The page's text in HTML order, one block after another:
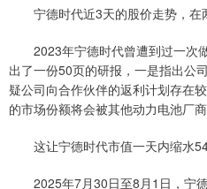
宁德时代近3天的股价走势，在
2023年宁德时代曾遭到过一次
出了一份50页的研报，一是指出公
疑公司向合作伙伴的返利计划存在
的市场份额将会被其他动力电池厂商
这让宁德时代市值一天内缩水
2025年7月30日至8月1日，宁